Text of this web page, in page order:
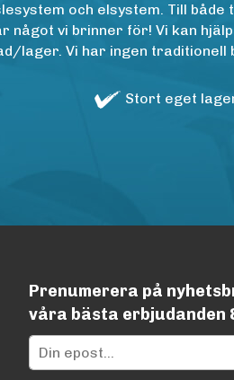
och elsystem. Till både
vi brinner för! Vi kan
lager. Vi har ingen traditionell
Stort eget
Prenumerera på
våra bästa erbjudanden